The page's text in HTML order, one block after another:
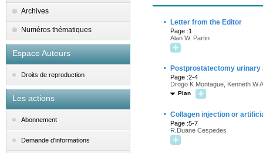
Archives
Numéros thématiques
Espace Auteurs
Droits de reproduction
Les actions
Abonnement
Demande d'informations
· Letter from the Editor
Page :1
Alan W. Partin
· Postprostatectomy
Page :2-4
Drogo K Montague, Kenneth W
Plan
· Collagen injection or
Page :5-7
R.Duane Cespedes